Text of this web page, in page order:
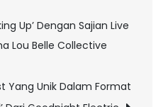
Renungan
Menuju
Yang
Up’ Dengan Sajian Live
Lou Belle Collective
Yang Unik Dalam Format